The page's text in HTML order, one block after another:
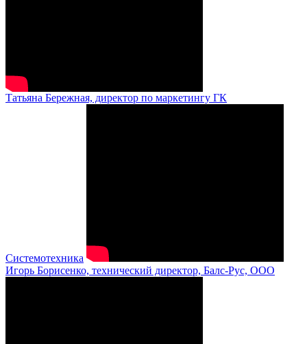
Татьяна Бережная, директор по маркетингу ГК
Системотехника
Игорь Борисенко, технический директор, Балс-Рус, ООО